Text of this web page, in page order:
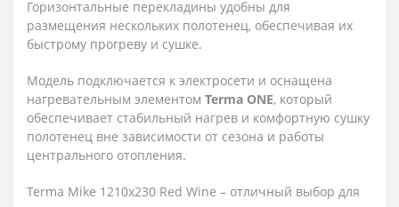
Горизонтальные перекладины удобны для
размещения нескольких полотенец, обеспечивая их
быстрому прогреву и сушке.
Модель подключается к электросети и оснащена
нагревательным элементом Terma ONE, который
обеспечивает стабильный нагрев и комфортную сушку
полотенец вне зависимости от сезона и работы
центрального отопления.
Terma Mike 1210x230 Red Wine – отличный выбор для